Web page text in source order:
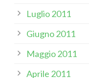
Luglio 2011
Giugno 2011
Maggio 2011
Aprile 2011